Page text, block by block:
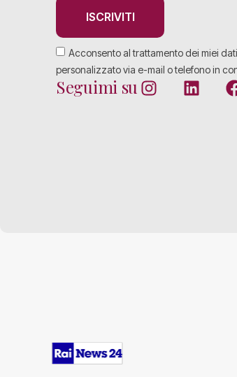
Acconsento al trattamento dei miei
personalizzato via e-mail o telefono in
ISCRIVITI
Seguimi su